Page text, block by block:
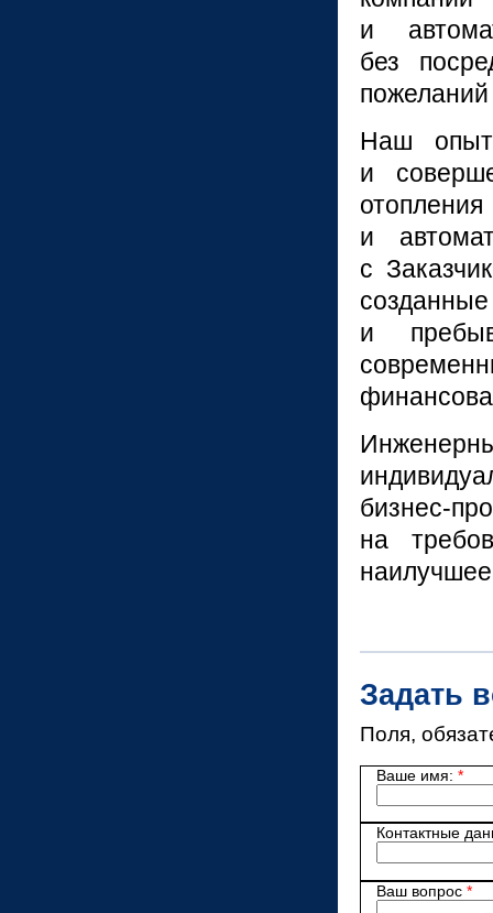
и
без
пожеланий
Наш опыт
и
и
с
и
бизнес-
на
Задать
Поля,
Ваше имя: *
Контактные
Ваш вопрос *